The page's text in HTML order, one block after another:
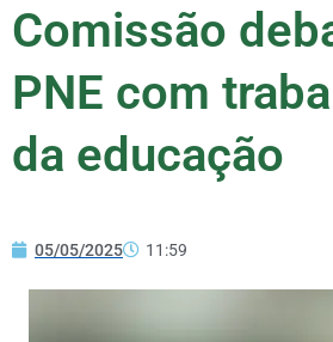
Comissão
PNE com
da educação
05/05/2025 11:59